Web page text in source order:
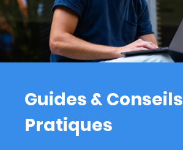
Guides & Conseils
Pratiques